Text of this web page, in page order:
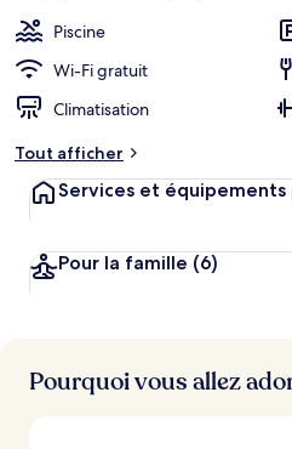
Piscine
Wi-Fi gratuit
Climatisation
Tout afficher
Services et équipements
Pour la famille (6)
Pourquoi vous allez